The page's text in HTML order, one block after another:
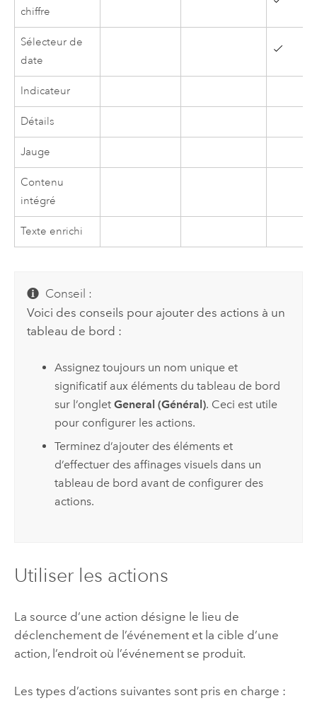
chiffre
Sélecteur de
date
Indicateur
Détails
Jauge
Contenu
intégré
Texte enrichi
Conseil :
Voici des conseils pour ajouter des actions à un
tableau de bord :
Assignez toujours un nom unique et
significatif aux éléments du tableau de bord
sur l’onglet General (Général). Ceci est utile
pour configurer les actions.
Terminez d’ajouter des éléments et
d’effectuer des affinages visuels dans un
tableau de bord avant de configurer des
actions.
Utiliser les actions
La source d’une action désigne le lieu de
déclenchement de l’événement et la cible d’une
action, l’endroit où l’événement se produit.
Les types d’actions suivantes sont pris en charge :